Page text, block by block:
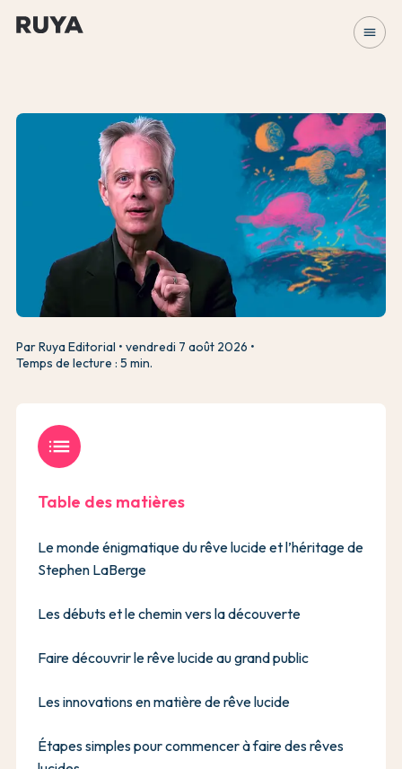
menu
Par Ruya Editorial
vendredi 7 août 2026
Temps de lecture : 5 min.
list
Table des matières
Le monde énigmatique du rêve lucide et l’héritage de
Stephen LaBerge
Les débuts et le chemin vers la découverte
Faire découvrir le rêve lucide au grand public
Les innovations en matière de rêve lucide
Étapes simples pour commencer à faire des rêves